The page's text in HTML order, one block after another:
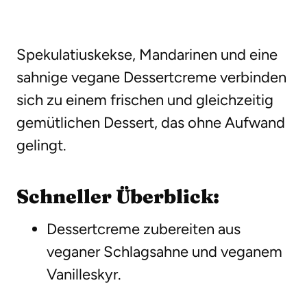
Spekulatiuskekse, Mandarinen und eine
sahnige vegane Dessertcreme verbinden
sich zu einem frischen und gleichzeitig
gemütlichen Dessert, das ohne Aufwand
gelingt.
Schneller Überblick:
Dessertcreme zubereiten aus
veganer Schlagsahne und veganem
Vanilleskyr.